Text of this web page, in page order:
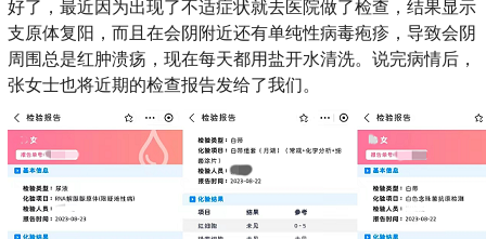
好了，最近因为出现了不适症状就去医院做了检查，结果显示
支原体复阳，而且在会阴附近还有单纯性病毒疱疹，导致会阴
周围总是红肿溃疡，现在每天都用盐开水清洗。说完病情后，
张女士也将近期的检查报告发给了我们。